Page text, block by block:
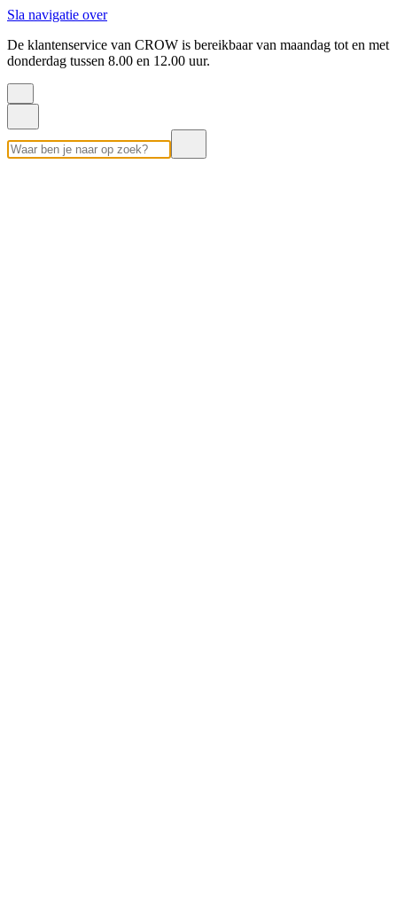
Sla navigatie over
De klantenservice van CROW is bereikbaar van maandag tot en met
donderdag tussen 8.00 en 12.00 uur.